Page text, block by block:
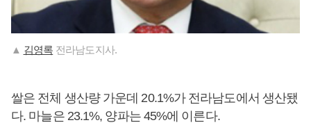
▲ 김영록 전라남도지사.
쌀은 전체 생산량 가운데 20.1%가 전라남도에서 생산됐
다. 마늘은 23.1%, 양파는 45%에 이른다.